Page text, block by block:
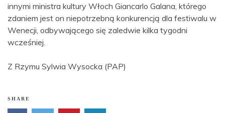
innymi ministra kultury Włoch Giancarlo Galana, którego
zdaniem jest on niepotrzebną konkurencją dla festiwalu w
Wenecji, odbywającego się zaledwie kilka tygodni
wcześniej.
Z Rzymu Sylwia Wysocka (PAP)
SHARE